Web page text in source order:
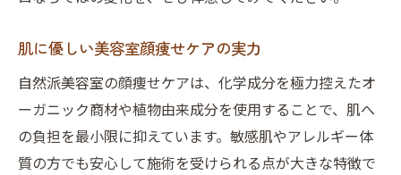
肌に優しい美容室顔痩せケアの実力
自然派美容室の顔痩せケアは、化学成分を極力控えたオ
ーガニック商材や植物由来成分を使用することで、肌へ
の負担を最小限に抑えています。敏感肌やアレルギー体
質の方でも安心して施術を受けられる点が大きな特徴で